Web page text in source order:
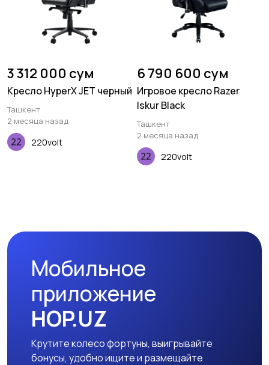
3 312 000 сум
Кресло HyperX JET черный
Ташкент
2 месяца назад
220volt
6 790 600 сум
Игровое кресло Razer
Iskur Black
Ташкент
2 месяца назад
220volt
Мобильное
приложение
HOP.UZ
Крутите колесо фортуны, выигрывайте
бонусы, удобно ищите и размещайте